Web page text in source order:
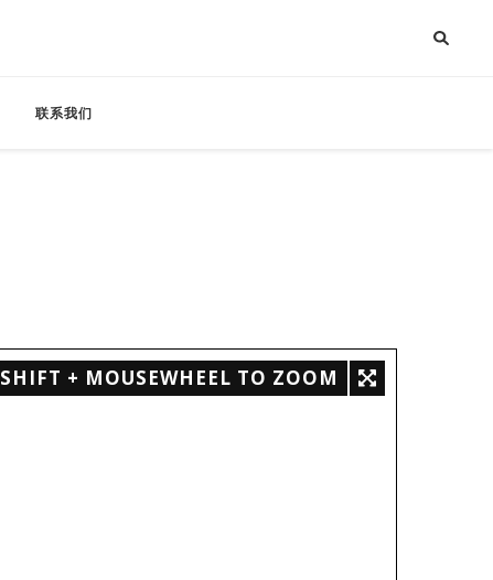
联系我们
SHIFT + MOUSEWHEEL TO ZOOM